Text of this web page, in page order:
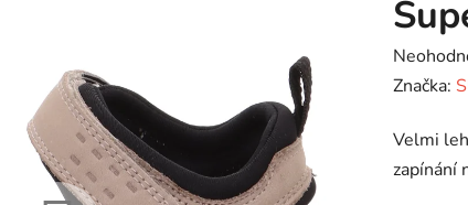
je
0,0
Značka:
Velmi
zapínání